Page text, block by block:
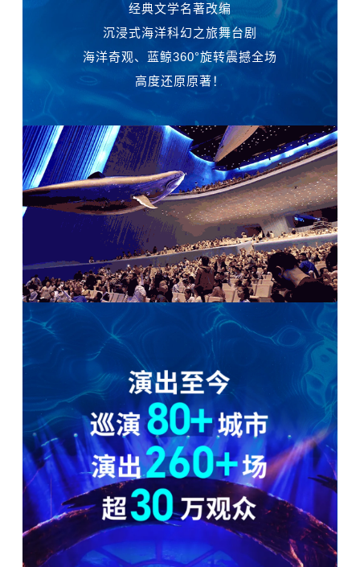
经典文学名著改编
沉浸式海洋科幻之旅舞台剧
海洋奇观、蓝鲸360°旋转震撼全场
高度还原原著！